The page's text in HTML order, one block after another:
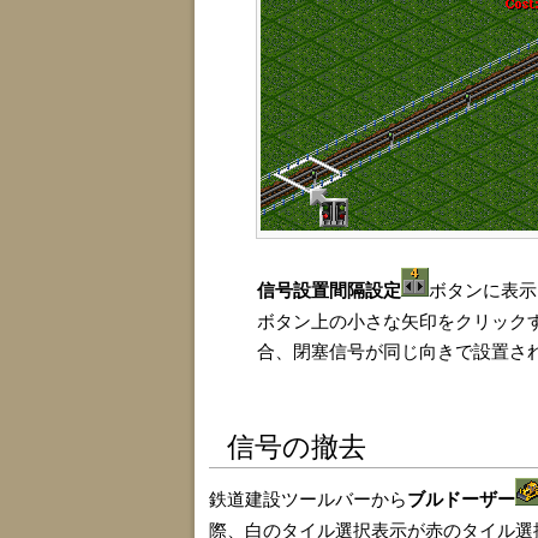
信号設置間隔設定
ボタンに表
ボタン上の小さな矢印をクリッ
合、閉塞信号が同じ向きで設置さ
信号の撤去
鉄道建設ツールバーからブルドーザー
際、白のタイル選択表示が赤のタイル